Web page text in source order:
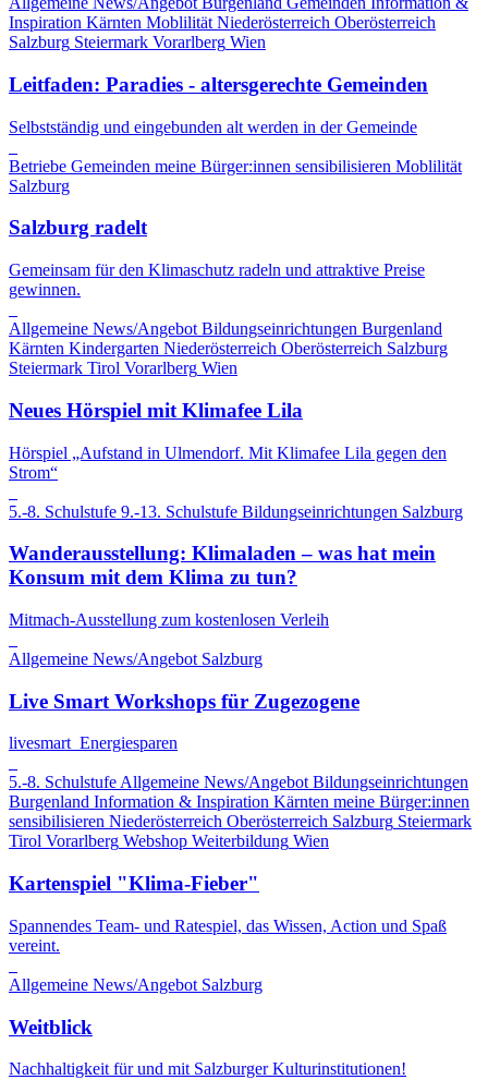
Inspiration Kärnten Moblilität Niederösterreich Oberösterreich
Salzburg Steiermark Vorarlberg Wien
Leitfaden: Paradies - altersgerechte Gemeinden
Selbstständig und eingebunden alt werden in der Gemeinde
Betriebe Gemeinden meine Bürger:innen sensibilisieren Moblilität
Salzburg
Salzburg radelt
Gemeinsam für den Klimaschutz radeln und attraktive Preise
gewinnen.
Allgemeine News/Angebot Bildungseinrichtungen Burgenland
Kärnten Kindergarten Niederösterreich Oberösterreich Salzburg
Steiermark Tirol Vorarlberg Wien
Neues Hörspiel mit Klimafee Lila
Hörspiel „Aufstand in Ulmendorf. Mit Klimafee Lila gegen den
Strom“
5.-8. Schulstufe 9.-13. Schulstufe Bildungseinrichtungen Salzburg
Wanderausstellung: Klimaladen – was hat mein
Konsum mit dem Klima zu tun?
Mitmach-Ausstellung zum kostenlosen Verleih
Allgemeine News/Angebot Salzburg
Live Smart Workshops für Zugezogene
livesmart_Energiesparen
5.-8. SchulstufeAllgemeine News/Angebot Bildungseinrichtungen
Burgenland Information & Inspiration Kärnten meine Bürger:innen
sensibilisieren Niederösterreich Oberösterreich Salzburg Steiermark
Tirol Vorarlberg Webshop Weiterbildung Wien
Kartenspiel "Klima-Fieber"
Spannendes Team- und Ratespiel, das Wissen, Action und Spaß
vereint.
Allgemeine News/Angebot Salzburg
Weitblick
Nachhaltigkeit für und mit Salzburger Kulturinstitutionen!